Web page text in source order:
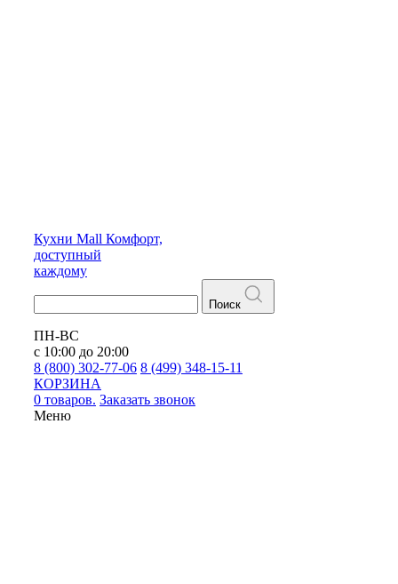
Кухни Mall Комфорт,
доступный
каждому
Поиск
ПН-ВС
с 10:00 до 20:00
8 (800) 302-77-06 8 (499) 348-15-11
КОРЗИНА
0 товаров. Заказать звонок
Меню